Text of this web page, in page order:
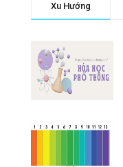
Xu Hướng